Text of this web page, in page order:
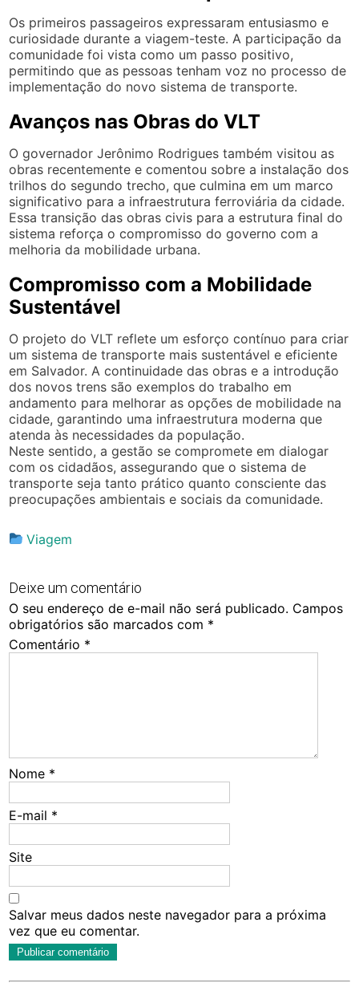
Os primeiros passageiros expressaram entusiasmo e
curiosidade durante a viagem-teste. A participação da
comunidade foi vista como um passo positivo,
permitindo que as pessoas tenham voz no processo de
implementação do novo sistema de transporte.
Avanços nas Obras do VLT
O governador Jerônimo Rodrigues também visitou as
obras recentemente e comentou sobre a instalação dos
trilhos do segundo trecho, que culmina em um marco
significativo para a infraestrutura ferroviária da cidade.
Essa transição das obras civis para a estrutura final do
sistema reforça o compromisso do governo com a
melhoria da mobilidade urbana.
Compromisso com a Mobilidade
Sustentável
O projeto do VLT reflete um esforço contínuo para criar
um sistema de transporte mais sustentável e eficiente
em Salvador. A continuidade das obras e a introdução
dos novos trens são exemplos do trabalho em
andamento para melhorar as opções de mobilidade na
cidade, garantindo uma infraestrutura moderna que
atenda às necessidades da população.
Neste sentido, a gestão se compromete em dialogar
com os cidadãos, assegurando que o sistema de
transporte seja tanto prático quanto consciente das
preocupações ambientais e sociais da comunidade.
Viagem
Deixe um comentário
O seu endereço de e-mail não será publicado. Campos
obrigatórios são marcados com *
Comentário *
Nome *
E-mail *
Site
Salvar meus dados neste navegador para a próxima
vez que eu comentar.